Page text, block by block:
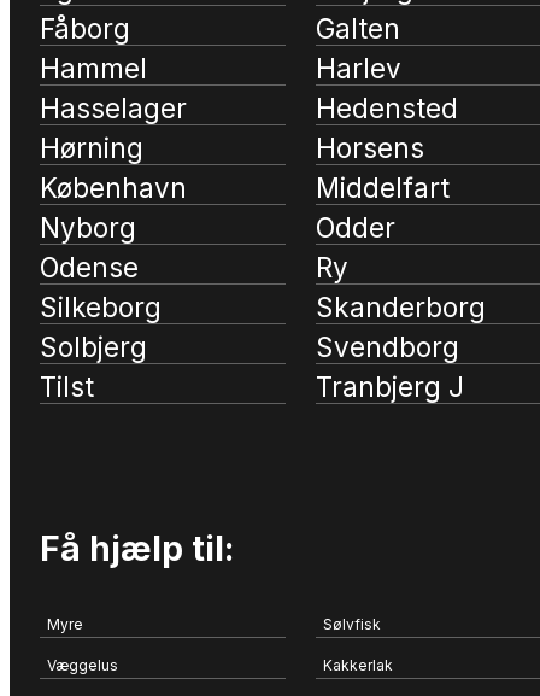
Fåborg
Galten
Hammel
Harlev
Hasselager
Hedensted
Hørning
Horsens
København
Middelfart
Nyborg
Odder
Odense
Ry
Silkeborg
Skanderborg
Solbjerg
Svendborg
Tilst
Tranbjerg J
Få hjælp til:
Myre Sølvfisk
Væggelus Kakkerlak